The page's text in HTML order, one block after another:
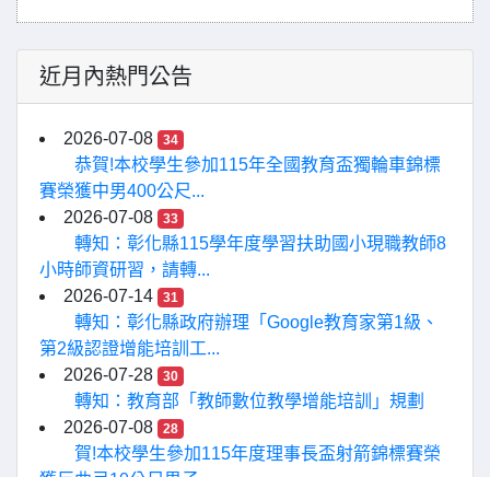
近月內熱門公告
2026-07-08 34
恭賀!本校學生參加115年全國教育盃獨輪車錦標
賽榮獲中男400公尺...
2026-07-08
33
轉知：彰化縣115學年度學習扶助國小現職教師8
小時師資研習，請轉...
2026-07-14
31
轉知：彰化縣政府辦理「Google教育家第1級、
第2級認證增能培訓工...
2026-07-28
30
轉知：教育部「教師數位教學增能培訓」規劃
2026-07-08
28
賀!本校學生參加115年度理事長盃射箭錦標賽榮